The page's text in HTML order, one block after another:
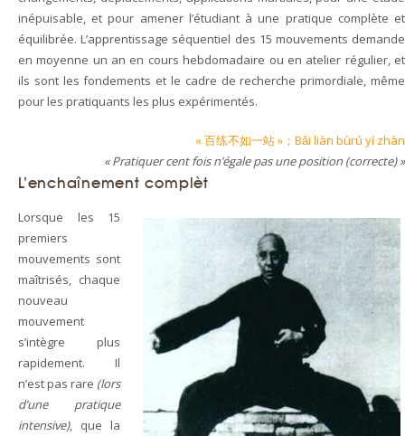
inépuisable, et pour amener l’étudiant à une pratique complète et
équilibrée. L’apprentissage séquentiel des 15 mouvements demande
en moyenne un an en cours hebdomadaire ou en atelier régulier, et
ils sont les fondements et le cadre de recherche primordiale, même
pour les pratiquants les plus expérimentés.
« 百练不如一站 »；Bǎi liàn bùrú yí zhàn
« Pratiquer cent fois n’égale pas une position (correcte) »
L’enchaînement complèt
Lorsque les 15
premiers
mouvements sont
maîtrisés, chaque
nouveau
mouvement
s’intègre plus
rapidement. Il
n’est pas rare (lors
d’une pratique
intensive), que la